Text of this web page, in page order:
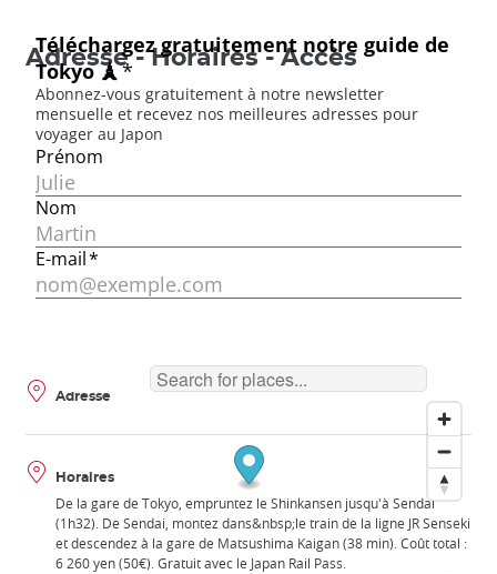
Adresse - Horaires - Accès
Adresse
Horaires
De la gare de Tokyo, empruntez le Shinkansen jusqu'à Sendai
(1h32). De Sendai, montez dans&nbsp;le train de la ligne JR Senseki
et descendez à la gare de Matsushima Kaigan (38 min). Coût total :
6 260 yen (50€). Gratuit avec le Japan Rail Pass.